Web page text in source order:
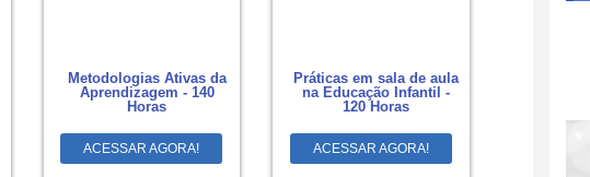
Metodologias Ativas da
Aprendizagem - 140
Horas
ACESSAR AGORA!
Práticas em sala de aula
na Educação Infantil -
120 Horas
ACESSAR AGORA!